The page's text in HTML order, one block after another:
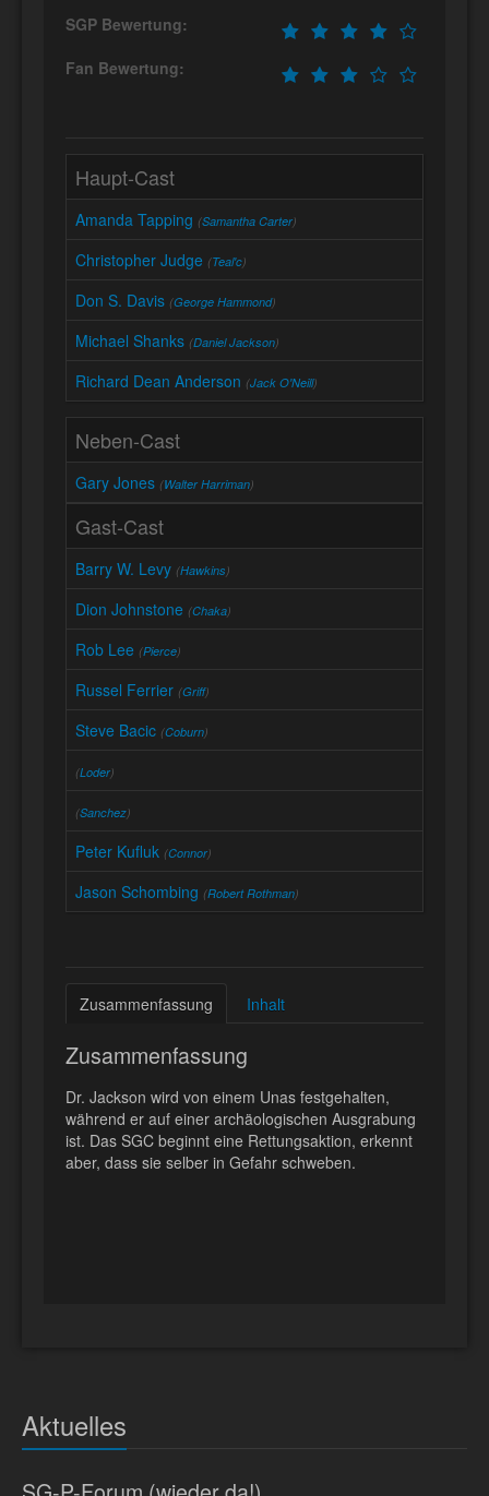
SGP Bewertung:
Fan Bewertung:
Haupt-Cast
Amanda Tapping (Samantha Carter)
Christopher Judge (Teal'c)
Don S. Davis (George Hammond)
Michael Shanks (Daniel Jackson)
Richard Dean Anderson (Jack O'Neill)
Neben-Cast
Gary Jones (Walter Harriman)
Gast-Cast
Barry W. Levy (Hawkins)
Dion Johnstone (Chaka)
Rob Lee (Pierce)
Russel Ferrier (Griff)
Steve Bacic (Coburn)
(Loder)
(Sanchez)
Peter Kufluk (Connor)
Jason Schombing (Robert Rothman)
Zusammenfassung Inhalt
Zusammenfassung
Dr. Jackson wird von einem Unas festgehalten,
während er auf einer archäologischen Ausgrabung
ist. Das SGC beginnt eine Rettungsaktion, erkennt
aber, dass sie selber in Gefahr schweben.
Aktuelles